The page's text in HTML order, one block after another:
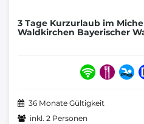
3 Tage Kurzurlaub im
Waldkirchen Bayerischer
36 Monate Gültigkeit
inkl. 2 Personen